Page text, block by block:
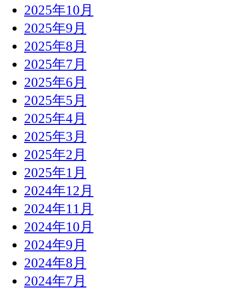
2025年10月
2025年9月
2025年8月
2025年7月
2025年6月
2025年5月
2025年4月
2025年3月
2025年2月
2025年1月
2024年12月
2024年11月
2024年10月
2024年9月
2024年8月
2024年7月